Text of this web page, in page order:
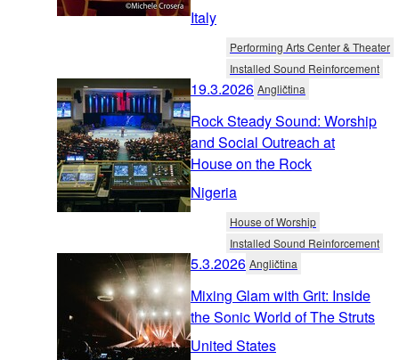
Italy
Performing Arts Center & Theater
Installed Sound Reinforcement
19.3.2026 Angličtina
Rock Steady Sound: Worship
and Social Outreach at
House on the Rock
Nigeria
House of Worship
Installed Sound Reinforcement
5.3.2026 Angličtina
Mixing Glam with Grit: Inside
the Sonic World of The Struts
United States